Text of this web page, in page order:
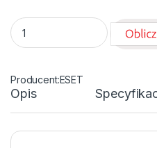
ESET HOME Security
ESET
Opis